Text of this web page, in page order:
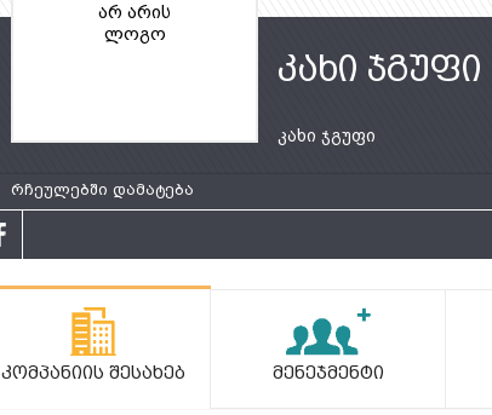
არ არის
ლოგო
კახი ჯგუფი
კახი ჯგუფი
რჩეულებში დამატება
Კომპანიის Შესახებ Მენეჯმენტი